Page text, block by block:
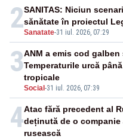
2Sanatate-31 iul. 2026, 07:29
SANITAS: Niciun
sănătate în proiectul
3
Social -31 iul. 2026, 07:39
ANM a emis cod
Temperaturile urcă
tropicale
4Atac fără precedent al
deținută de o
rusească